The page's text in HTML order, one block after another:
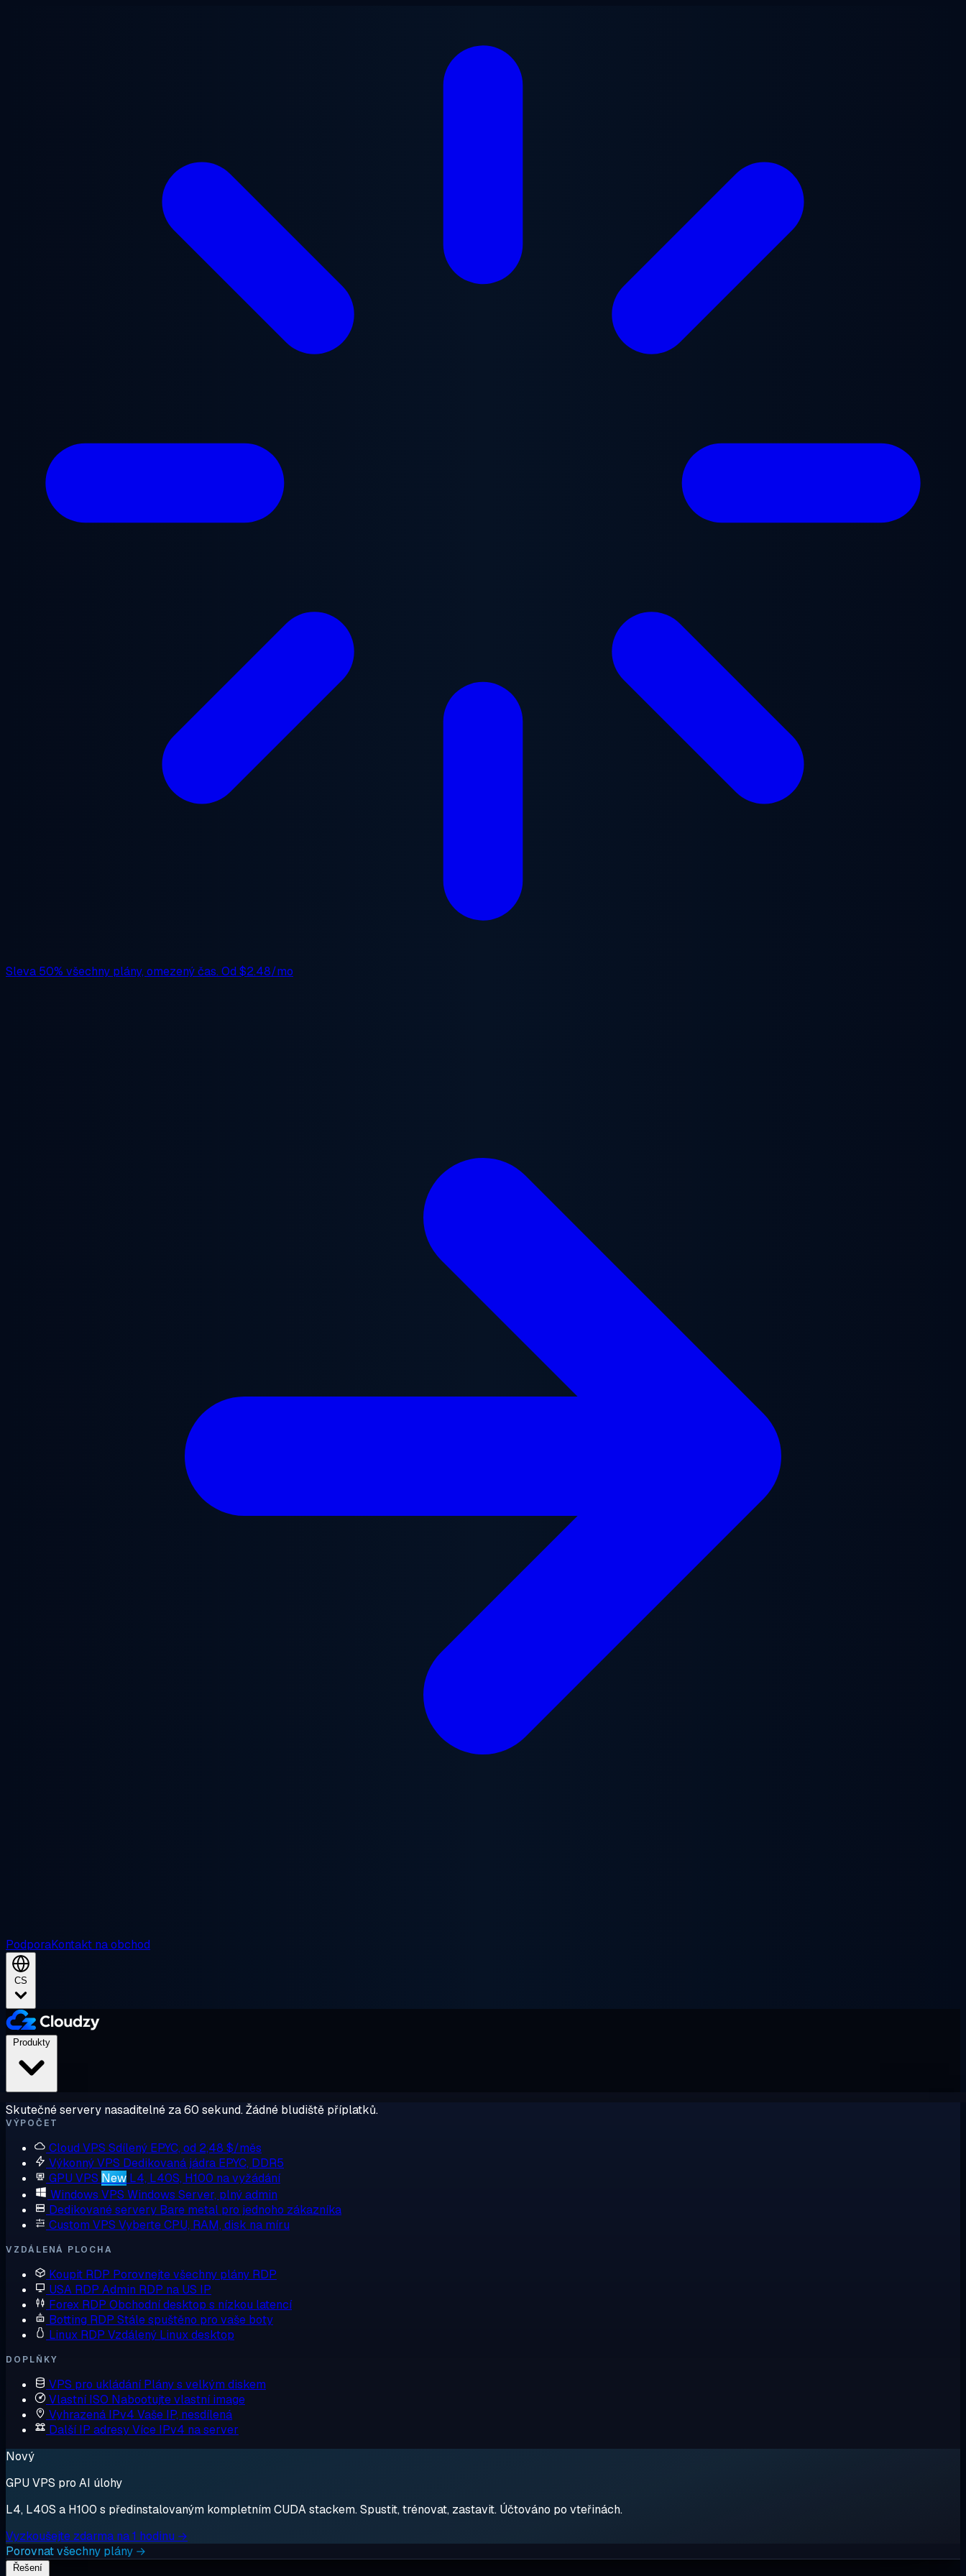
Sleva 50% všechny plány, omezený čas. Od $2.48/mo
PodporaKontakt na obchod
CS
Skutečné servery nasaditelné za 60 sekund. Žádné bludiště příplatků.
VÝPOČET
Cloud VPS Sdílený EPYC, od 2,48 $/měs
Výkonný VPS Dedikovaná jádra EPYC, DDR5
GPU VPS New L4, L40S, H100 na vyžádání
Windows VPS Windows Server, plný admin
Dedikované servery Bare metal pro jednoho zákazníka
Custom VPS Vyberte CPU, RAM, disk na míru
VZDÁLENÁ PLOCHA
Koupit RDP Porovnejte všechny plány RDP
USA RDP Admin RDP na US IP
Forex RDP Obchodní desktop s nízkou latencí
Botting RDP Stále spuštěno pro vaše boty
Linux RDP Vzdálený Linux desktop
DOPLŇKY
VPS pro ukládání Plány s velkým diskem
Vlastní ISO Nabootujte vlastní image
Vyhrazená IPv4 Vaše IP, nesdílená
Další IP adresyVíce IPv4 na server
Nový
GPU VPS pro AI úlohy
L4, L40S a H100 s předinstalovaným kompletním CUDA stackem. Spustit, trénovat, zastavit. Účtováno po vteřinách.
Vyzkoušejte zdarma na 1 hodinu →
Porovnat všechny plány →